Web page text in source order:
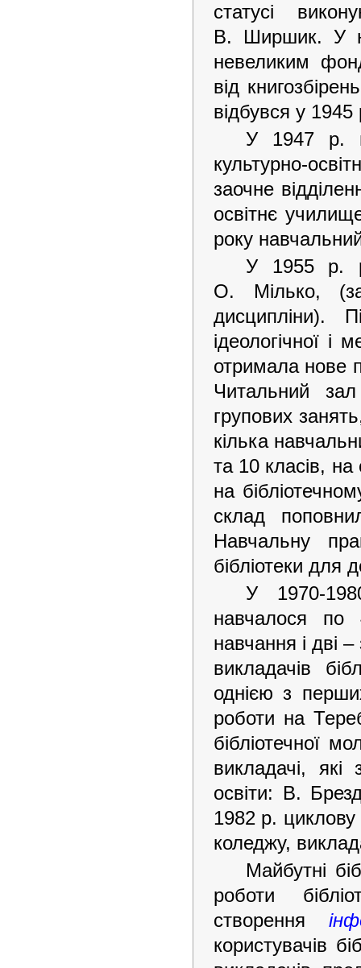
статусі
В. Ширшик. У
невеликим
від
відбувся у 1945
У 1947 р.
культурно-
заочне
освітнє
року
У 1955 р.
О. Мілько,
дисципліни).
ідеологічної і
отримала нове
Читальний
групових
кілька
та 10 класів,
на
склад
Навчальну
бібліотеки для
У 1970-
навчалося по
навчання і дві
викладачів
однією з
роботи на
бібліотечної
викладачі, які
освіти: В.
1982 р. циклову
коледжу,
Майбутні
роботи
створення
користувачів